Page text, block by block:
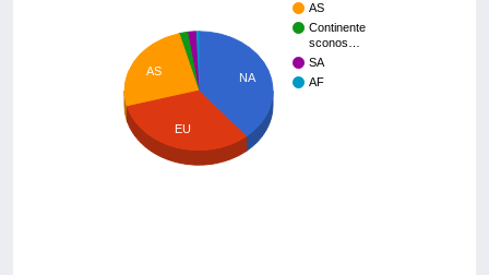
AS
Continente
sconos…
SA
AF
NA
AS
EU